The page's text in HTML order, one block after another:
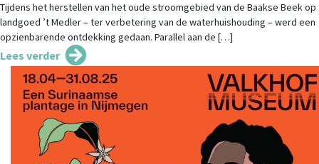
Tijdens het herstellen van het oude stroomgebied van de Baakse Beek op
landgoed ’t Medler – ter verbetering van de waterhuishouding – werd een
opzienbarende ontdekking gedaan. Parallel aan de […]
Lees verder